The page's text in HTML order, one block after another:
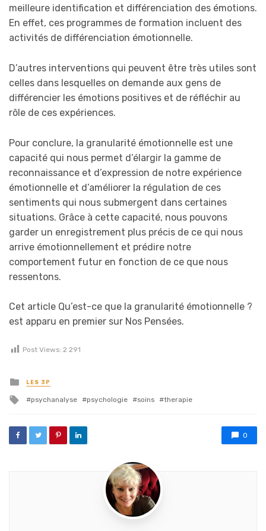
meilleure identification et différenciation des émotions.
En effet, ces programmes de formation incluent des
activités de différenciation émotionnelle.
D’autres interventions qui peuvent être très utiles sont
celles dans lesquelles on demande aux gens de
différencier les émotions positives et de réfléchir au
rôle de ces expériences.
Pour conclure, la granularité émotionnelle est une
capacité qui nous permet d’élargir la gamme de
reconnaissance et d’expression de notre expérience
émotionnelle et d’améliorer la régulation de ces
sentiments qui nous submergent dans certaines
situations. Grâce à cette capacité, nous pouvons
garder un enregistrement plus précis de ce qui nous
arrive émotionnellement et prédire notre
comportement futur en fonction de ce que nous
ressentons.
Cet article Qu’est-ce que la granularité émotionnelle ?
est apparu en premier sur Nos Pensées.
Post Views: 2 291
Posted in
LES 3P
Tagged with
psychanalyse psychologie soins therapie
0